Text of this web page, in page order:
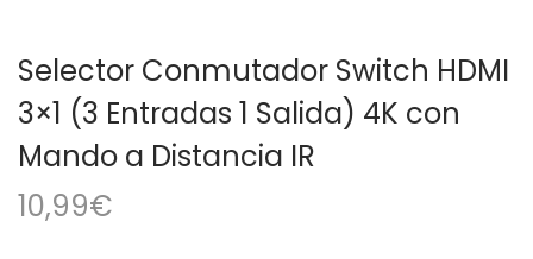
Selector Conmutador Switch HDMI
3×1 (3 Entradas 1 Salida) 4K con
Mando a Distancia IR
10,99€